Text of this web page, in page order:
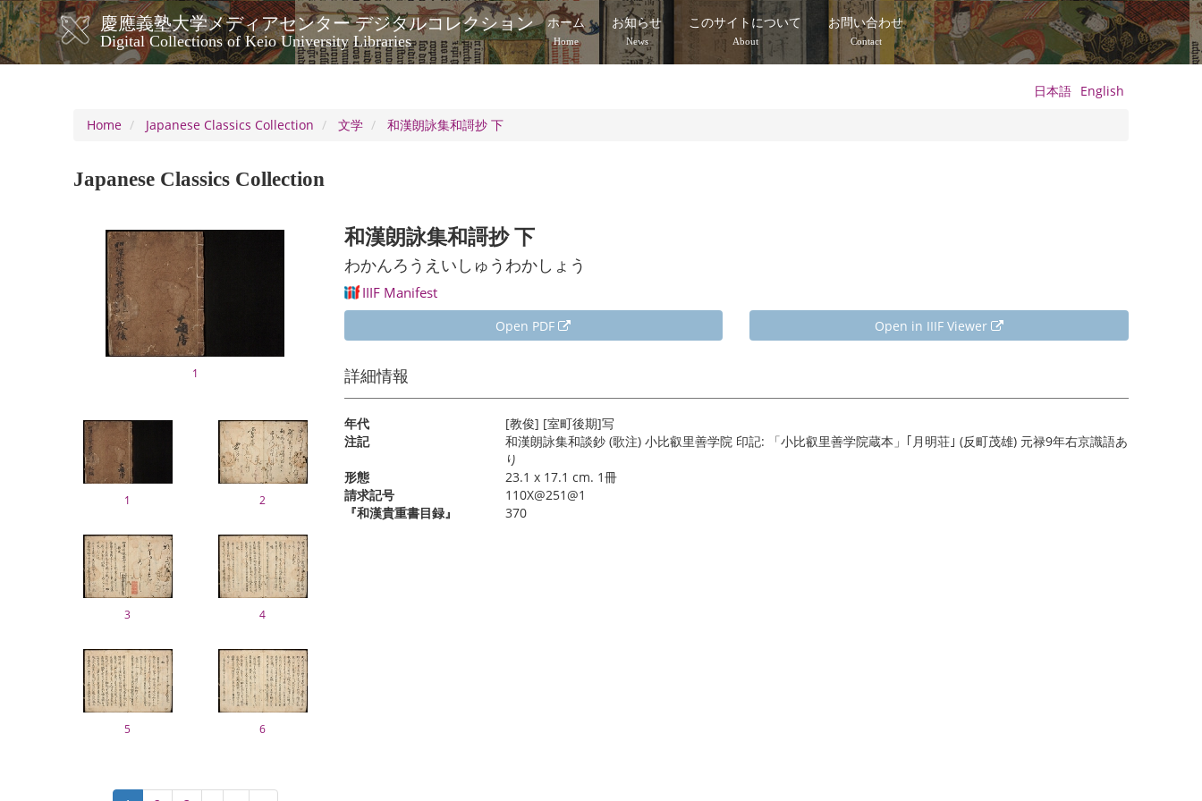
Skip
to
main
content
慶應義塾大学メディアセンター デジタルコレクション
Digital Collections of Keio University Libraries
メ
イ
ビ
シ
ホーム
Home
お知らせ
News
このサイトについて
About
お問い合わせ
Contact
日本語 English
Home
Japanese Classics Collection 文学 和漢朗詠集和謌抄 下
Japanese Classics Collection
1
1 2
3 4
5 6
和漢朗詠集和謌抄 下
わかんろうえいしゅうわかしょう
IIIF Manifest
Open PDF Open in IIIF Viewer
詳細情報
年代
[教俊] [室町後期]写
注記
和漢朗詠集和談鈔 (歌注) 小比叡里善学院 印記: 「小比叡里善学院蔵本」｢月明荘｣ (反町茂雄) 元禄9年右京識語あ
り
形態
23.1 x 17.1 cm. 1冊
請求記号
110X@251@1
『和漢貴重書目録』
370